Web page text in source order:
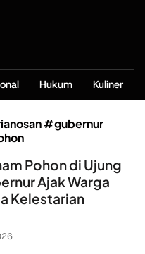
Hukum Kuliner
#gubernur
Pohon di Ujung
Ajak Warga
Kelestarian